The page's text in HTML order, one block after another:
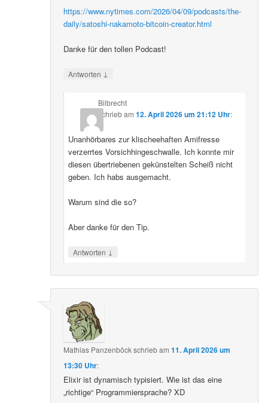
https://www.nytimes.com/2026/04/09/podcasts/the-
daily/satoshi-nakamoto-bitcoin-creator.html
Danke für den tollen Podcast!
Antworten ↓
Bilbrecht
schriebam 12. April 2026 um 21:12 Uhr:
Unanhörbares zur klischeehaften Amifresse
verzerrtes Vorsichhingeschwalle. Ich konnte mir
diesen übertriebenen gekünstelten Scheiß nicht
geben. Ich habs ausgemacht.
Warum sind die so?
Aber danke für den Tip.
Antworten ↓
Mathias Panzenböckschriebam11. April 2026 um
13:30 Uhr:
Elixir ist dynamisch typisiert. Wie ist das eine
„richtige“ Programmiersprache? XD